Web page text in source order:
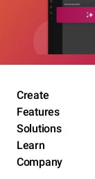
Create
Features
Solutions
Learn
Company